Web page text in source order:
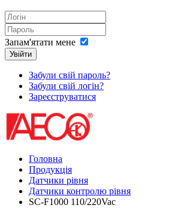
Запам'ятати мене
Увійти
Забули свій пароль?
Забули свій логін?
Зареєструватися
Головна
Продукція
Датчики рівня
Датчики контролю рівня
SC-F1000 110/220Vac